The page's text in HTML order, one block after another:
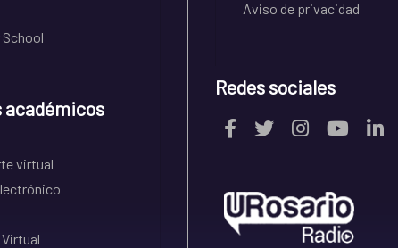
virtual
Aviso de privacidad
Redes sociales